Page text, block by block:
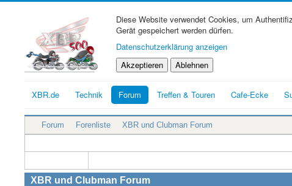
Diese Website verwendet Cookies, um
Gerät gespeichert werden dürfen.
Datenschutzerklärung anzeigen
Akzeptieren
Ablehnen
XBR.de Technik Forum Treffen & Touren Cafe-Ecke
Forum Forenliste XBR und Clubman Forum
XBR und Clubman Forum